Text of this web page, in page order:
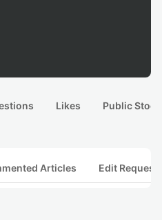
Likes Public
Articles Edit